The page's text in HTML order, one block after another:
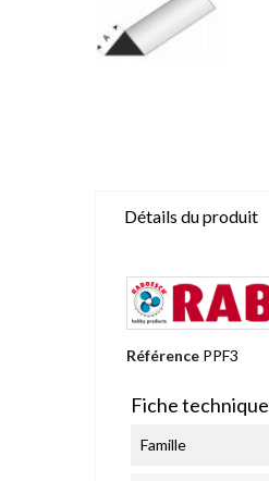
Détails du produit
Référence PPF3
Fiche technique
Famille